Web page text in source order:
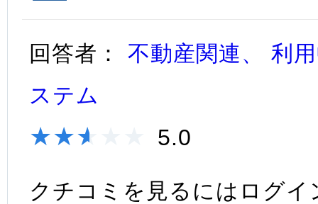
回答者：
不動産関連、 利
ステム
★★★★★
★★★★★ 5.0
クチコミを見るにはログ